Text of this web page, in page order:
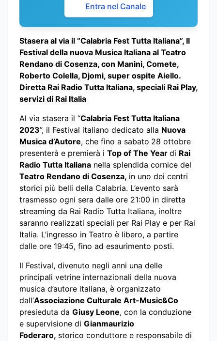
Entra nel Canale
Stasera al via il “Calabria Fest Tutta Italiana”, Il
Festival della nuova Musica Italiana al Teatro
Rendano di Cosenza, con Manini, Comete,
Roberto Colella, Djomi, super ospite Aiello.
Diretta Rai Radio Tutta Italiana, speciali Rai Play,
servizi di Rai Italia
Al via stasera il “Calabria Fest Tutta Italiana
2023”, il Festival italiano dedicato alla Nuova
Musica d’Autore, che fino a sabato 28 ottobre
presenterà e premierà i Top of The Year di Rai
Radio Tutta Italiana nella splendida cornice del
Teatro Rendano di Cosenza, in uno dei centri
storici più belli della Calabria. L’evento sarà
trasmesso ogni sera dalle ore 21:00 in diretta
streaming da Rai Radio Tutta Italiana, inoltre
saranno realizzati speciali per Rai Play e per Rai
Italia. L’ingresso in Teatro è libero, a partire
dalle ore 19:45, fino ad esaurimento posti.
Il Festival, divenuto negli anni una delle
principali vetrine internazionali della nuova
musica d’autore italiana, è organizzato
dall’Associazione Culturale Art-Music&Co
presieduta da Giusy Leone, con la conduzione
e supervisione di Gianmaurizio
Foderaro, storico conduttore e responsabile di